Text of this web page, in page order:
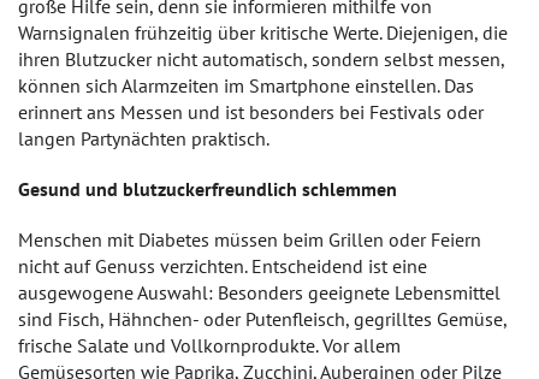
große Hilfe sein, denn sie informieren mithilfe von
Warnsignalen frühzeitig über kritische Werte. Diejenigen, die
ihren Blutzucker nicht automatisch, sondern selbst messen,
können sich Alarmzeiten im Smartphone einstellen. Das
erinnert ans Messen und ist besonders bei Festivals oder
langen Partynächten praktisch.
Gesund und blutzuckerfreundlich schlemmen
Menschen mit Diabetes müssen beim Grillen oder Feiern
nicht auf Genuss verzichten. Entscheidend ist eine
ausgewogene Auswahl: Besonders geeignete Lebensmittel
sind Fisch, Hähnchen- oder Putenfleisch, gegrilltes Gemüse,
frische Salate und Vollkornprodukte. Vor allem
Gemüsesorten wie Paprika, Zucchini, Auberginen oder Pilze